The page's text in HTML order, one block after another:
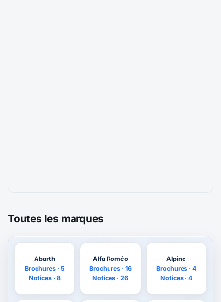
Toutes les marques
Abarth
Brochures · 5
Notices · 8
Alfa Roméo
Brochures · 16
Notices · 26
Alpine
Brochures · 4
Notices · 4